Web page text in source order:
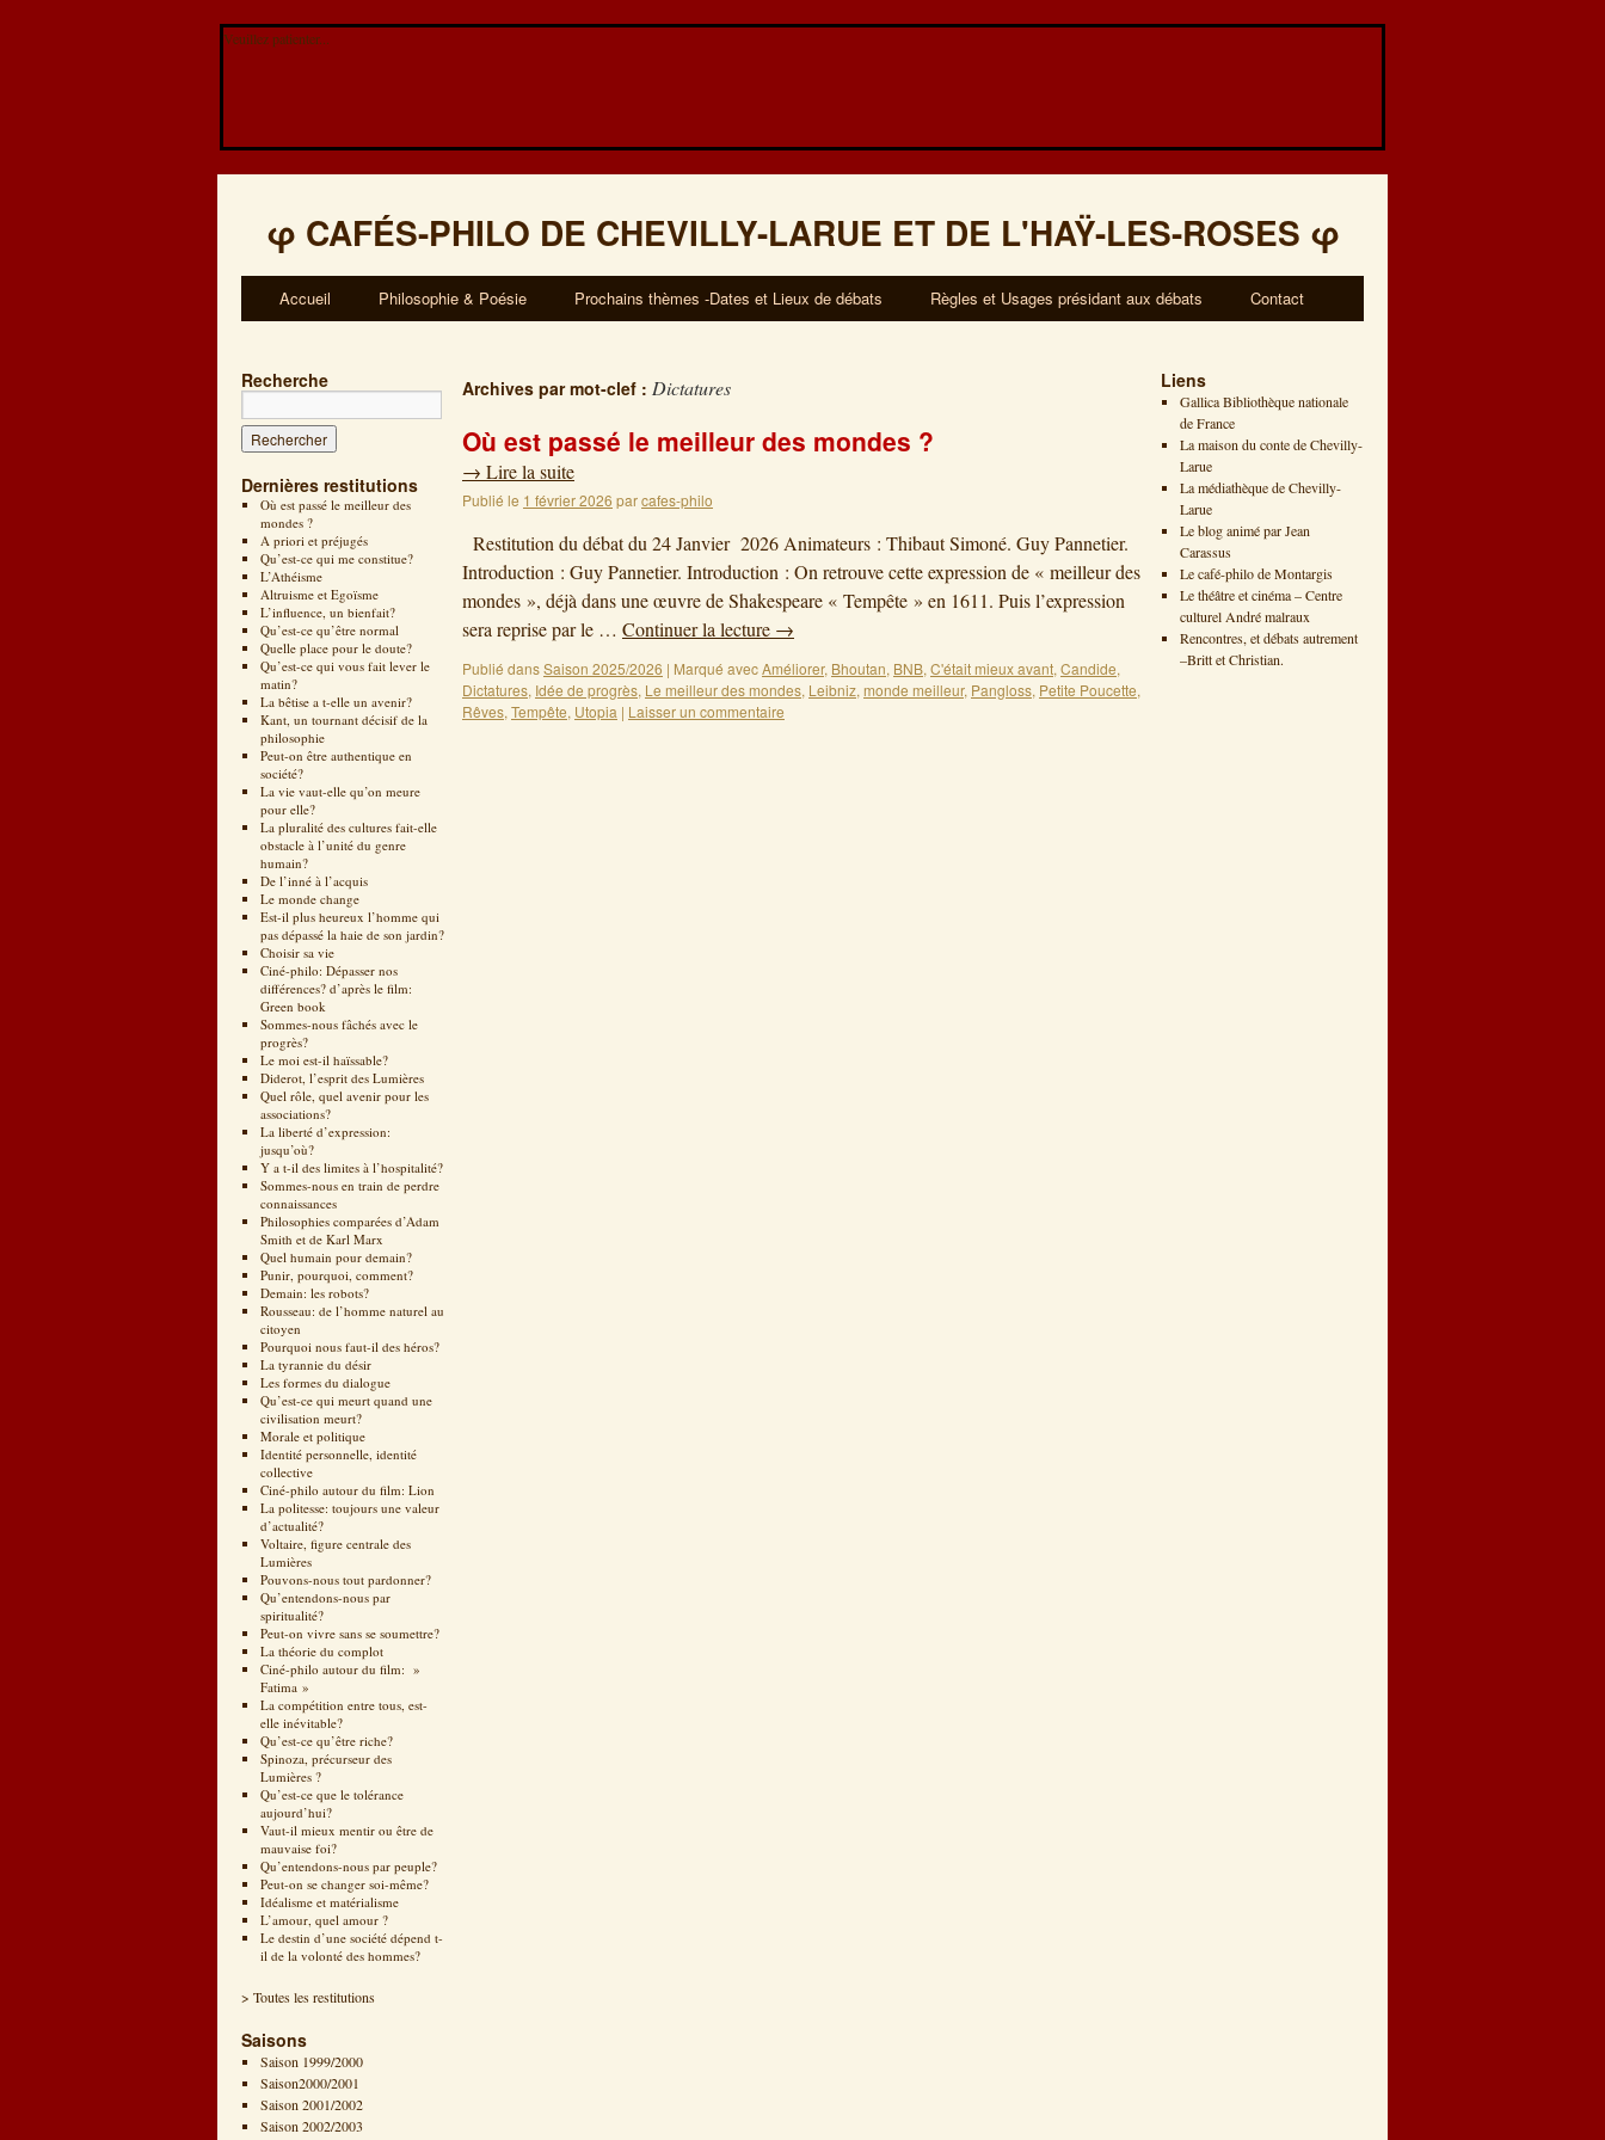
Veuillez patienter...
φ CAFÉS-PHILO DE CHEVILLY-LARUE ET DE L'HAŸ-LES-ROSES φ
Accueil Philosophie & Poésie Prochains thèmes -Dates et Lieux de débats Règles et Usages présidant aux débats Contact
Recherche
Dernières restitutions
Où est passé le meilleur des
mondes ?
A priori et préjugés
Qu’est-ce qui me constitue?
L’Athéisme
Altruisme et Egoïsme
L’influence, un bienfait?
Qu’est-ce qu’être normal
Quelle place pour le doute?
Qu’est-ce qui vous fait lever le
matin?
La bêtise a t-elle un avenir?
Kant, un tournant décisif de la
philosophie
Peut-on être authentique en
société?
La vie vaut-elle qu’on meure
pour elle?
La pluralité des cultures fait-elle
obstacle à l’unité du genre
humain?
De l’inné à l’acquis
Le monde change
Est-il plus heureux l’homme qui
pas dépassé la haie de son jardin?
Choisir sa vie
Ciné-philo: Dépasser nos
différences? d’après le film:
Green book
Sommes-nous fâchés avec le
progrès?
Le moi est-il haïssable?
Diderot, l’esprit des Lumières
Quel rôle, quel avenir pour les
associations?
La liberté d’expression:
jusqu’où?
Y a t-il des limites à l’hospitalité?
Sommes-nous en train de perdre
connaissances
Philosophies comparées d’Adam
Smith et de Karl Marx
Quel humain pour demain?
Punir, pourquoi, comment?
Demain: les robots?
Rousseau: de l’homme naturel au
citoyen
Pourquoi nous faut-il des héros?
La tyrannie du désir
Les formes du dialogue
Qu’est-ce qui meurt quand une
civilisation meurt?
Morale et politique
Identité personnelle, identité
collective
Ciné-philo autour du film: Lion
La politesse: toujours une valeur
d’actualité?
Voltaire, figure centrale des
Lumières
Pouvons-nous tout pardonner?
Qu’entendons-nous par
spiritualité?
Peut-on vivre sans se soumettre?
La théorie du complot
Ciné-philo autour du film: »
Fatima »
La compétition entre tous, est-
elle inévitable?
Qu’est-ce qu’être riche?
Spinoza, précurseur des
Lumières ?
Qu’est-ce que le tolérance
aujourd’hui?
Vaut-il mieux mentir ou être de
mauvaise foi?
Qu’entendons-nous par peuple?
Peut-on se changer soi-même?
Idéalisme et matérialisme
L’amour, quel amour ?
Le destin d’une société dépend t-
il de la volonté des hommes?
> Toutes les restitutions
Saisons
Saison 1999/2000
Saison2000/2001
Saison 2001/2002
Saison 2002/2003
Archives par mot-clef : Dictatures
Où est passé le meilleur des mondes ?
→ Lire la suite
Publié le 1 février 2026 parcafes-philo
Restitution du débat du 24 Janvier 2026 Animateurs : Thibaut Simoné. Guy Pannetier.
Introduction : Guy Pannetier. Introduction : On retrouve cette expression de « meilleur des
mondes », déjà dans une œuvre de Shakespeare « Tempête » en 1611. Puis l’expression
sera reprise par le … Continuer la lecture →
Publié dansSaison 2025/2026 | Marqué avecAméliorer, Bhoutan, BNB, C'était mieux avant, Candide,
Dictatures, Idée de progrès, Le meilleur des mondes, Leibniz, monde meilleur, Pangloss, Petite Poucette,
Rêves, Tempête, Utopia | Laisser un commentaire
Liens
Gallica Bibliothèque nationale
de France
La maison du conte de Chevilly-
Larue
La médiathèque de Chevilly-
Larue
Le blog animé par Jean
Carassus
Le café-philo de Montargis
Le théâtre et cinéma – Centre
culturel André malraux
Rencontres, et débats autrement
–Britt et Christian.